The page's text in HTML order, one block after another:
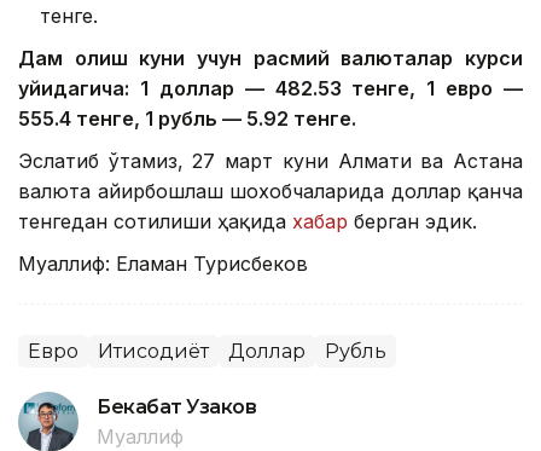
тенге.
Дам олиш куни учун расмий валюталар курси
қуйидагича: 1 доллар — 482.53 тенге, 1 евро —
555.4 тенге, 1 рубль — 5.92 тенге.
Эслатиб ўтамиз, 27 март куни Алмати ва Астана
валюта айирбошлаш шохобчаларида доллар қанча
тенгедан сотилиши ҳақида хабар берган эдик.
Муаллиф: Еламан Турисбеков
Евро Иқтисодиёт Доллар Рубль
Бекабат Узаков
Муаллиф